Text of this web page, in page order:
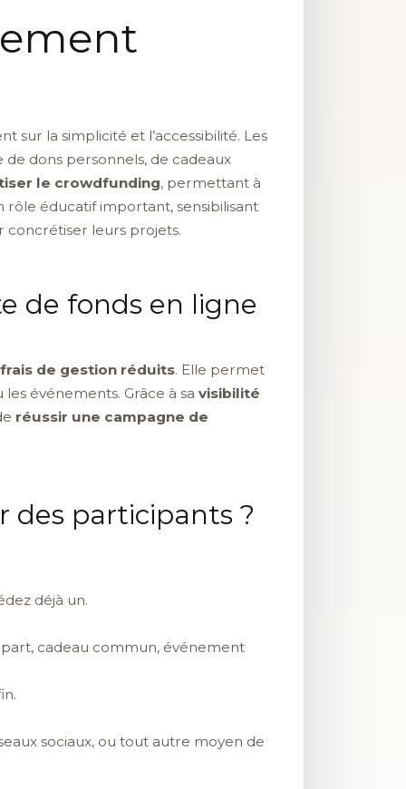
sur la simplicité et l’accessibilité. Les
de dons personnels, de cadeaux
le crowdfunding, permettant à
éducatif important, sensibilisant
concrétiser leurs projets.
de fonds en ligne
de gestion réduits. Elle permet
événements. Grâce à sa visibilité
réussir une campagne de
des participants ?
déjà un.
cadeau commun, événement
sociaux, ou tout autre moyen de